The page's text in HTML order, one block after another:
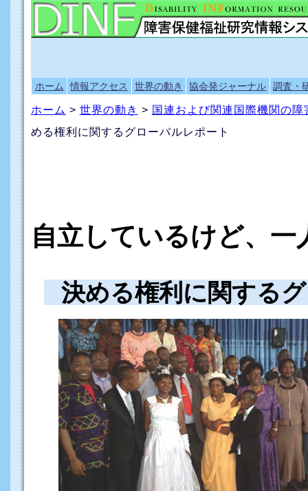
ホーム 情報アクセス 世界の動き 協会発ジャーナル 調査・
ホーム > 世界の動き > 国連および関連国際機関の
める権利に関するグローバルレポート
自立しているけど、
決める権利に関する